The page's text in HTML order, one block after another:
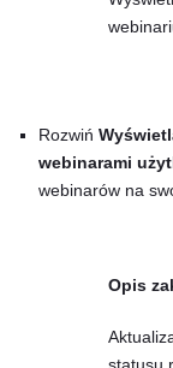
Rozwiń
webinarami
webinarów na
Opis